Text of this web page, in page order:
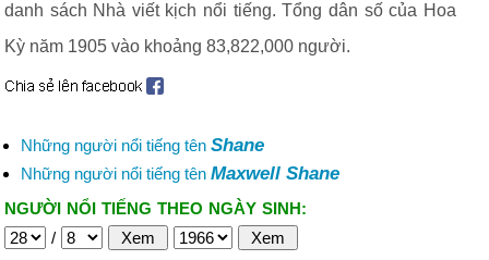
danh sách Nhà viết kịch nổi tiếng. Tổng dân số của Hoa
Kỳ năm 1905 vào khoảng 83,822,000 người.
Những người nổi tiếng tên Shane
Những người nổi tiếng tên Maxwell Shane
NGƯỜI NỔI TIẾNG THEO NGÀY SINH:
/